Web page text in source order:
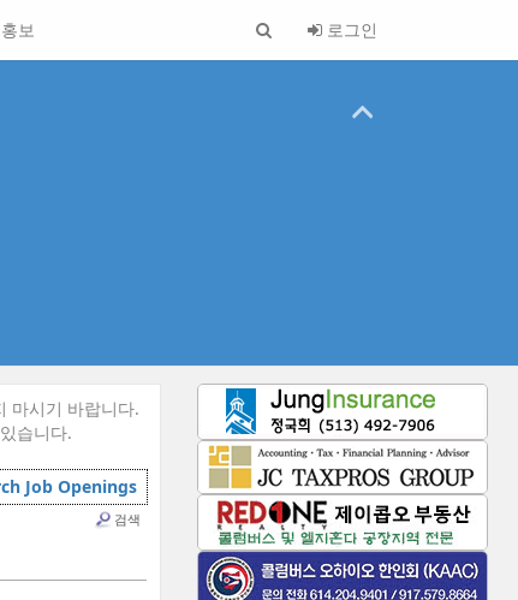
보 로그인
마시기 바랍니다.
습니다.
Job Openings
검색